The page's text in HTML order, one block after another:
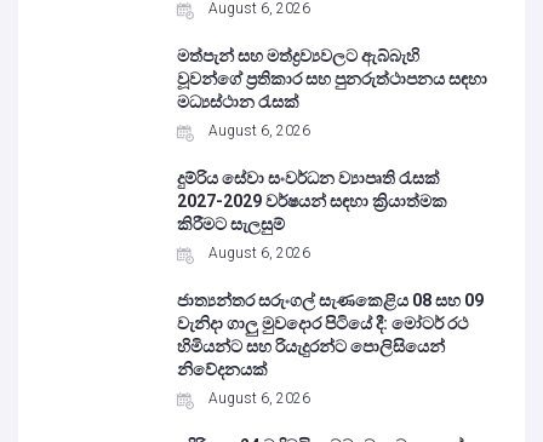
August 6, 2026
මත්පැන් සහ මත්ද්‍රව්‍යවලට ඇබ්බැහි
වූවන්ගේ ප්‍රතිකාර සහ පුනරුත්ථාපනය සඳහා
මධ්‍යස්ථාන රැසක්
August 6, 2026
දුම්රිය සේවා සංවර්ධන ව්‍යාපෘති රැසක්
2027-2029 වර්ෂයන් සඳහා ක්‍රියාත්මක
කිරීමට සැලසුම්
August 6, 2026
ජාත්‍යන්තර සරුංගල් සැණකෙළිය 08 සහ 09
වැනිදා ගාලු මුවදොර පිටියේ දී: මෝටර් රථ
හිමියන්ට සහ රියැදුරන්ට පොලිසියෙන්
නිවේදනයක්
August 6, 2026